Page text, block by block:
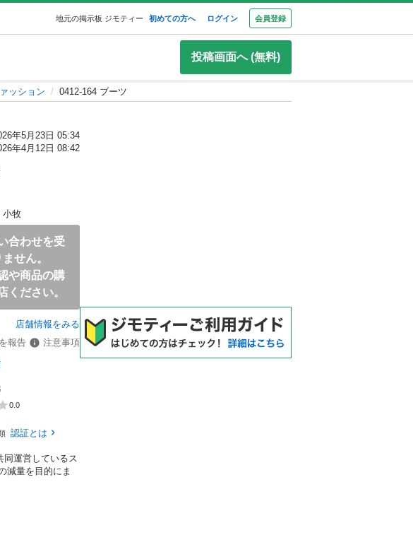
地元の掲示板 ジモティー 初めての方へ ログイン 会員登録
投稿画面へ (無料)
ッション 0412-164 ブーツ
年5月23日 05:34
年4月12日 08:42
小牧
合わせを受
せん。
や商品の購
ください。
店舗情報をみる
報告
注意事項
0.0
認証とは
同運営しているス
減量を⽬的にま